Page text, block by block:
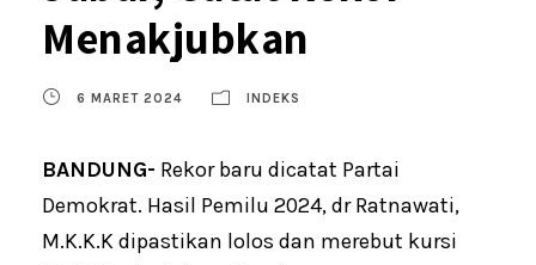
Menakjubkan
6 MARET 2024 INDEKS
BANDUNG- Rekor baru dicatat Partai
Demokrat. Hasil Pemilu 2024, dr Ratnawati,
M.K.K.K dipastikan lolos dan merebut kursi